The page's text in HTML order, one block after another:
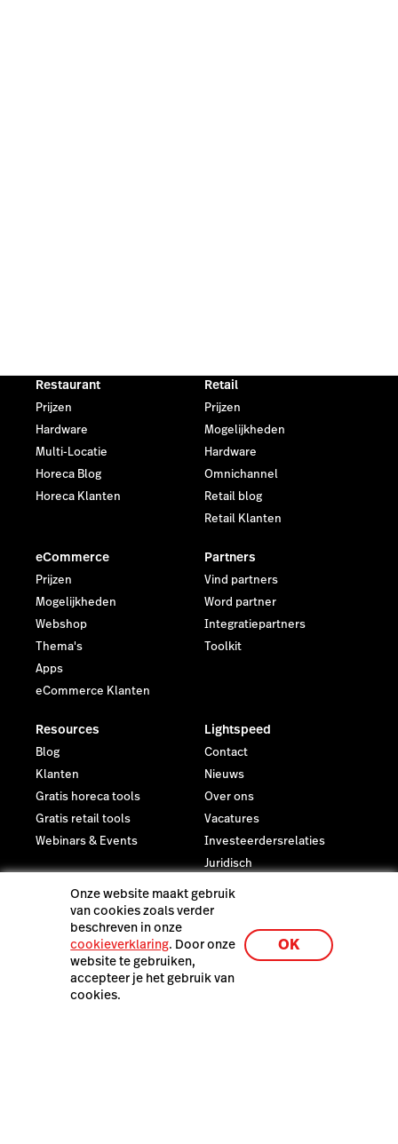
Restaurant
Prijzen
Hardware
Multi-Locatie
Horeca Blog
Horeca Klanten
Retail
Prijzen
Mogelijkheden
Hardware
Omnichannel
Retail blog
Retail Klanten
eCommerce
Prijzen
Mogelijkheden
Webshop
Thema's
Apps
eCommerce Klanten
Partners
Vind partners
Word partner
Integratiepartners
Toolkit
Resources
Blog
Klanten
Gratis horeca tools
Gratis retail tools
Webinars & Events
Lightspeed
Contact
Nieuws
Over ons
Vacatures
Investeerdersrelaties
Juridisch
Privacy & Veiligheid
Laatste resources
De Lightspeed Restaurant
Onze website maakt gebruik
van cookies zoals verder
beschreven in onze
cookieverklaring. Door onze
website te gebruiken,
accepteer je het gebruik van
cookies.
OK